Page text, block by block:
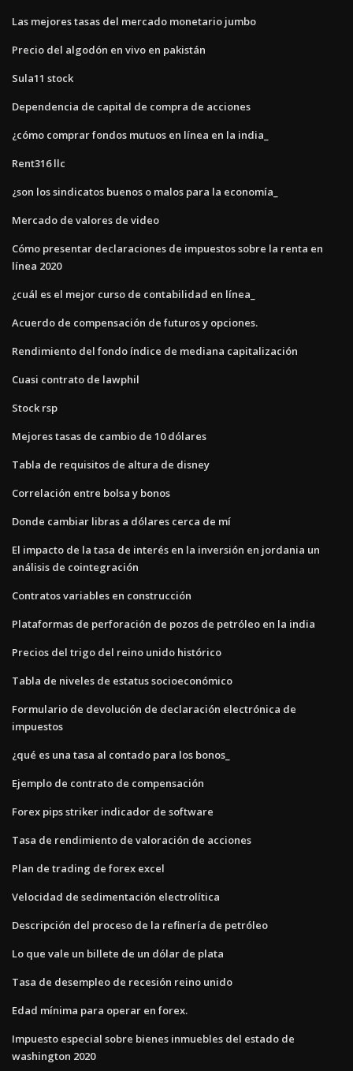
Las mejores tasas del mercado monetario jumbo
Precio del algodón en vivo en pakistán
Sula11 stock
Dependencia de capital de compra de acciones
¿cómo comprar fondos mutuos en línea en la india_
Rent316 llc
¿son los sindicatos buenos o malos para la economía_
Mercado de valores de video
Cómo presentar declaraciones de impuestos sobre la renta en
línea 2020
¿cuál es el mejor curso de contabilidad en línea_
Acuerdo de compensación de futuros y opciones.
Rendimiento del fondo índice de mediana capitalización
Cuasi contrato de lawphil
Stock rsp
Mejores tasas de cambio de 10 dólares
Tabla de requisitos de altura de disney
Correlación entre bolsa y bonos
Donde cambiar libras a dólares cerca de mí
El impacto de la tasa de interés en la inversión en jordania un
análisis de cointegración
Contratos variables en construcción
Plataformas de perforación de pozos de petróleo en la india
Precios del trigo del reino unido histórico
Tabla de niveles de estatus socioeconómico
Formulario de devolución de declaración electrónica de
impuestos
¿qué es una tasa al contado para los bonos_
Ejemplo de contrato de compensación
Forex pips striker indicador de software
Tasa de rendimiento de valoración de acciones
Plan de trading de forex excel
Velocidad de sedimentación electrolítica
Descripción del proceso de la refinería de petróleo
Lo que vale un billete de un dólar de plata
Tasa de desempleo de recesión reino unido
Edad mínima para operar en forex.
Impuesto especial sobre bienes inmuebles del estado de
washington 2020